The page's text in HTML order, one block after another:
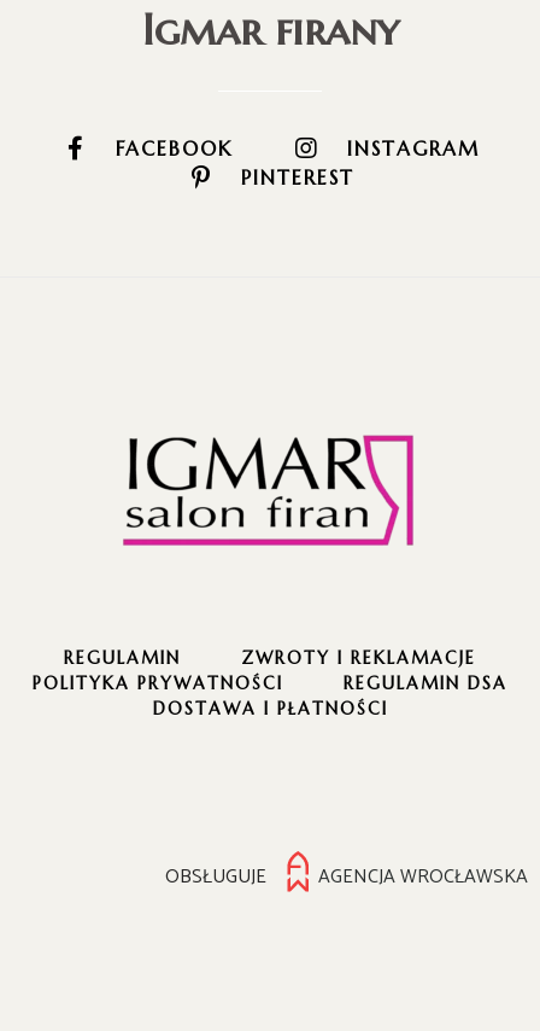
Igmar firany
FACEBOOK
INSTAGRAM
PINTEREST
REGULAMIN
ZWROTY I REKLAMACJE
POLITYKA PRYWATNOŚCI
REGULAMIN DSA
DOSTAWA I PŁATNOŚCI
OBSŁUGUJE AGENCJA WROCŁAWSKA